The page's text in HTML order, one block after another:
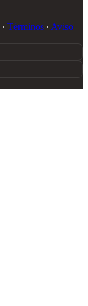
∙ Términos ∙ Aviso